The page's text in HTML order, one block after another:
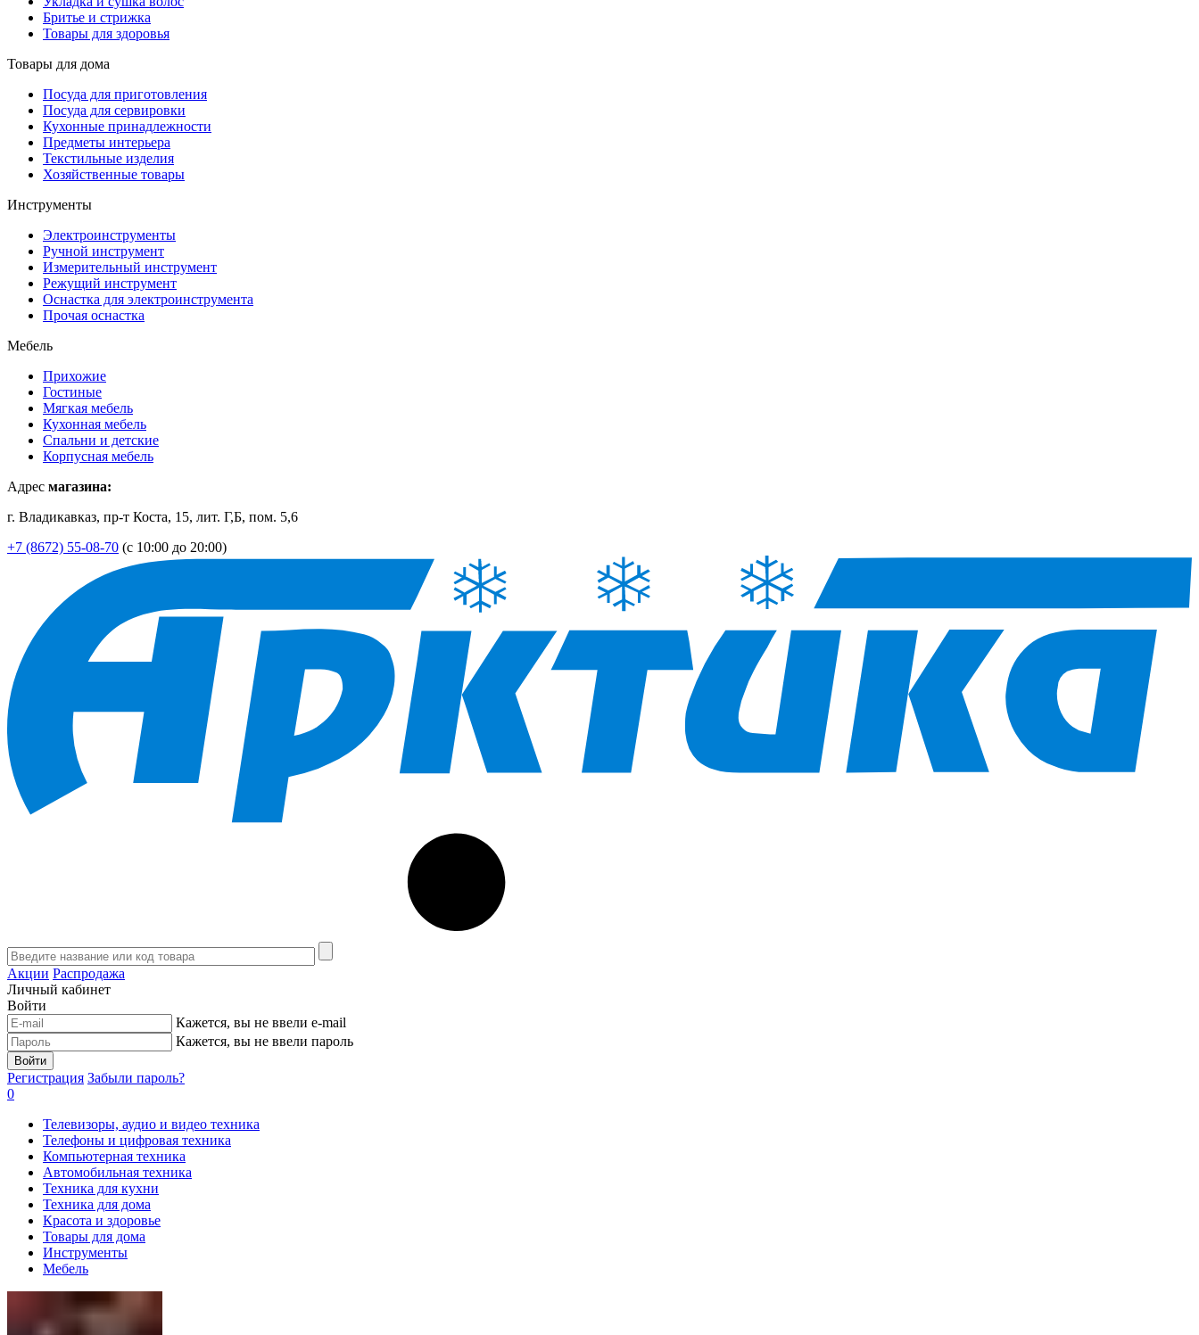
Бритье и стрижка
Товары для здоровья
Товары для дома
Посуда для приготовления
Посуда для сервировки
Кухонные принадлежности
Предметы интерьера
Текстильные изделия
Хозяйственные товары
Инструменты
Электроинструменты
Ручной инструмент
Измерительный инструмент
Режущий инструмент
Оснастка для электроинструмента
Прочая оснастка
Мебель
Прихожие
Гостиные
Мягкая мебель
Кухонная мебель
Спальни и детские
Корпусная мебель
Адрес магазина:
г. Владикавказ, пр-т Коста, 15, лит. Г,Б, пом. 5,6
+7 (8672) 55-08-70 (с 10:00 до 20:00)
Акции Распродажа
Личный кабинет
Войти
Кажется, вы не ввели e-mail
Кажется, вы не ввели пароль
Войти
Регистрация Забыли пароль?
0
Телевизоры, аудио и видео техника
Телефоны и цифровая техника
Компьютерная техника
Автомобильная техника
Техника для кухни
Техника для дома
Красота и здоровье
Товары для дома
Инструменты
Мебель